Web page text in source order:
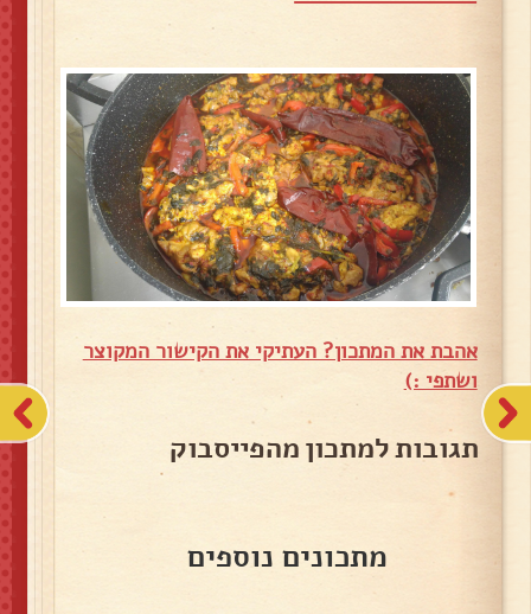
אהבת את המתכון? העתיקי את הקישור המקוצר
ושתפי :)
תגובות למתכון מהפייסבוק
מתכונים נוספים